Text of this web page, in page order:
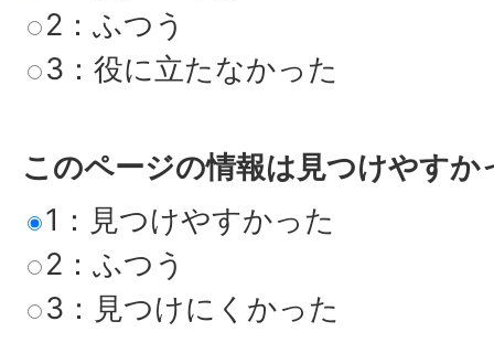
2：ふつう
3：役に立たなかった
このページの情報は見つけやすか
1：見つけやすかった
2：ふつう
3：見つけにくかった